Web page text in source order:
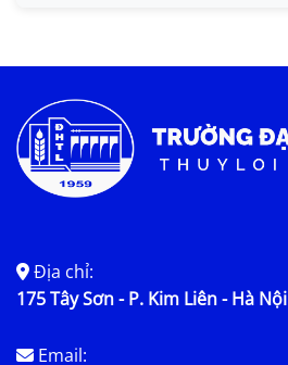
Tin tức chung
Địa chỉ:
175 Tây Sơn - P. Kim Liên - Hà Nội
Email: